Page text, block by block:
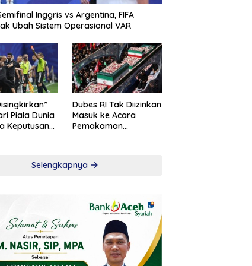
Inggris vs Argentina, FIFA
Ubah Sistem Operasional VAR
Piala Dunia
Keputusan
Dubes RI Tak Diizinkan
Masuk ke Acara
Pemakaman
Selengkapnya